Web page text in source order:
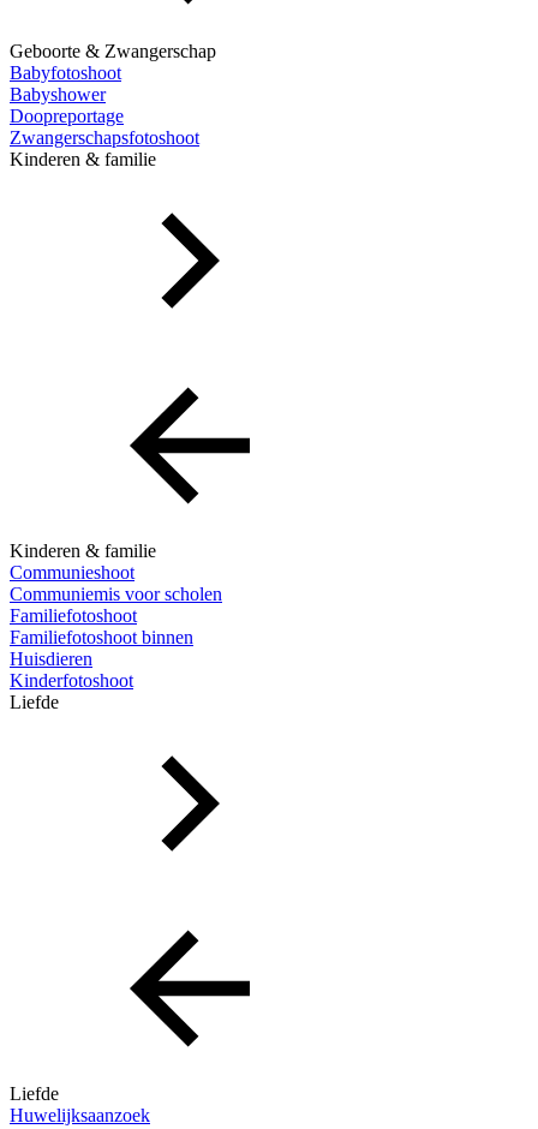
Geboorte & Zwangerschap
Babyfotoshoot
Babyshower
Doopreportage
Zwangerschapsfotoshoot
Kinderen & familie
Kinderen & familie
Communieshoot
Communiemis voor scholen
Familiefotoshoot
Familiefotoshoot binnen
Huisdieren
Kinderfotoshoot
Liefde
Liefde
Huwelijksaanzoek